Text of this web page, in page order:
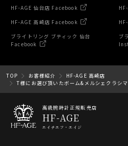
HF-AGE 仙台店 Facebook
HF-AGE 高崎店 Facebook
ブライトリング ブティック 仙台
Facebook
ブ
TOP お客様紹介
HF-AGE 高崎店
T様にお選び頂いたボーム&メルシェクラシマ
高級腕時計正規販売店
HF-AGE
エイチエフ・エイジ